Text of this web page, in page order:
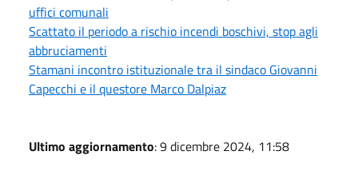
uffici comunali
Scattato il periodo a rischio incendi boschivi, stop agli
abbruciamenti
Stamani incontro istituzionale tra il sindaco Giovanni
Capecchi e il questore Marco Dalpiaz
Ultimo aggiornamento: 9 dicembre 2024, 11:58